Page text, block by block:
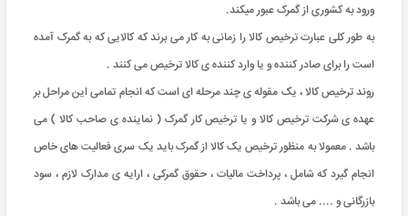
ورود به کشوری از گمرک عبور میکند.
به طور کلی عبارت ترخیص کالا را زمانی به کار می برند که کالایی که به گمرک آمده
است را برای صادر کننده و یا وارد کننده ی کالا ترخیص می کنند .
روند ترخیص کالا ، یک مقوله ی چند مرحله ای است که انجام تمامی این مراحل بر
عهده ی شرکت ترخیص کالا و یا ترخیص کار گمرک ( نماینده ی صاحب کالا ) می
باشد . معمولا به منظور ترخیص یک کالا از گمرک باید یک سری فعالیت های خاص
انجام گیرد که شامل ، پرداخت مالیات ، حقوق گمرکی ، ارایه ی مدارک لازم ، سود
بازرگانی و .... می باشد .